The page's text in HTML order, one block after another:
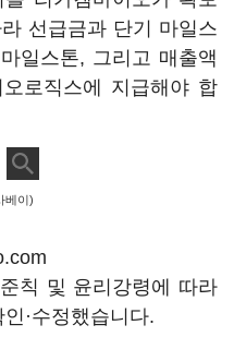
선급금과 단기 마일스
일스톤, 그리고 매출액
로직스에 지급해야 합
베이)
칙 및 윤리강령에 따라
·수정했습니다.